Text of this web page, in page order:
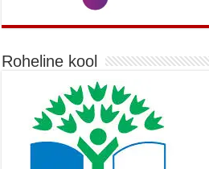
Roheline kool